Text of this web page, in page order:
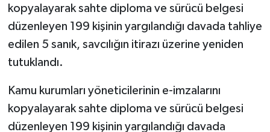
kopyalayarak sahte diploma ve sürücü belgesi
düzenleyen 199 kişinin yargılandığı davada tahliye
edilen 5 sanık, savcılığın itirazı üzerine yeniden
tutuklandı.
Kamu kurumları yöneticilerinin e-imzalarını
kopyalayarak sahte diploma ve sürücü belgesi
düzenleyen 199 kişinin yargılandığı davada
Spor